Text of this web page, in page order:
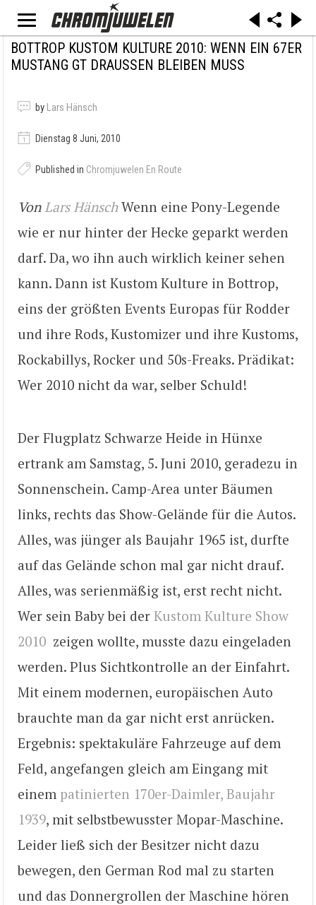
BOTTROP KUSTOM KULTURE 2010: WENN EIN 67ER
MUSTANG GT DRAUSSEN BLEIBEN MUSS
by Lars Hänsch
Dienstag 8 Juni, 2010
Published in Chromjuwelen En Route
Von Lars HänschWenn eine Pony-Legende
wie er nur hinter der Hecke geparkt werden
darf. Da, wo ihn auch wirklich keiner sehen
kann. Dann ist Kustom Kulture in Bottrop,
eins der größten Events Europas für Rodder
und ihre Rods, Kustomizer und ihre Kustoms,
Rockabillys, Rocker und 50s-Freaks. Prädikat:
Wer 2010 nicht da war, selber Schuld!
Der Flugplatz Schwarze Heide in Hünxe
ertrank am Samstag, 5. Juni 2010, geradezu in
Sonnenschein. Camp-Area unter Bäumen
links, rechts das Show-Gelände für die Autos.
Alles, was jünger als Baujahr 1965 ist, durfte
auf das Gelände schon mal gar nicht drauf.
Alles, was serienmäßig ist, erst recht nicht.
Wer sein Baby bei der Kustom Kulture Show
2010 zeigen wollte, musste dazu eingeladen
werden. Plus Sichtkontrolle an der Einfahrt.
Mit einem modernen, europäischen Auto
brauchte man da gar nicht erst anrücken.
Ergebnis: spektakuläre Fahrzeuge auf dem
Feld, angefangen gleich am Eingang mit
einem patinierten 170er-Daimler, Baujahr
1939, mit selbstbewusster Mopar-Maschine.
Leider ließ sich der Besitzer nicht dazu
bewegen, den German Rod mal zu starten
und das Donnergrollen der Maschine hören